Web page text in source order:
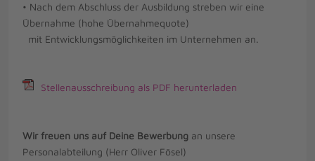
• Nach dem Abschluss der Ausbildung streben wir eine
Übernahme (hohe Übernahmequote)
mit Entwicklungsmöglichkeiten im Unternehmen an.
Stellenausschreibung als PDF herunterladen
Wir freuen uns auf Deine Bewerbung an unsere
Personalabteilung (Herr Oliver Fösel)